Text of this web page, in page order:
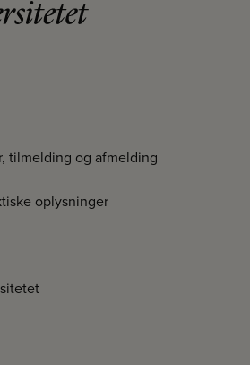
tilmelding og afmelding
oplysninger